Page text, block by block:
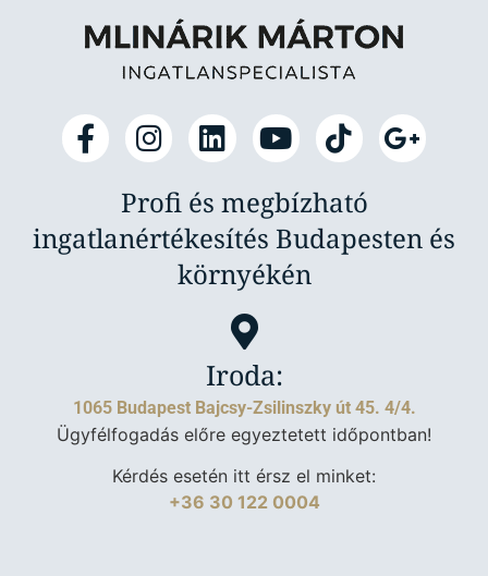
Profi és megbízható
ingatlanértékesítés Budapesten és
környékén
Iroda:
1065 Budapest Bajcsy-Zsilinszky út 45. 4/4.
Ügyfélfogadás előre egyeztetett időpontban!
Kérdés esetén itt érsz el minket:
+36 30 122 0004